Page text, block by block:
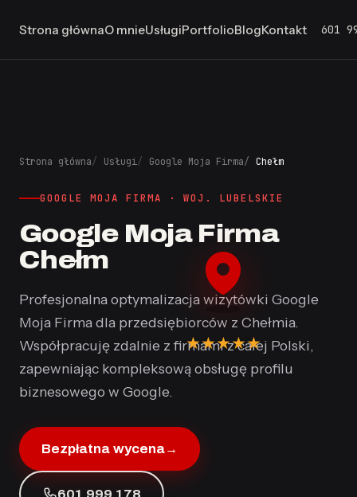
Strona głównaO mnieUsługiPortfolioBlogKontakt 601
★★★★★
Strona główna Usługi Google Moja Firma Chełm
GOOGLE MOJA FIRMA · WOJ. LUBELSKIE
Google Moja Firma
Chełm
Profesjonalna optymalizacja wizytówki Google
Moja Firma dla przedsiębiorców z Chełmia.
Współpracuję zdalnie z firmami z całej Polski,
zapewniając kompleksową obsługę profilu
biznesowego w Google.
Bezpłatna wycena→
601 999 178